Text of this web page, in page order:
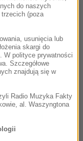
do naszych
(poza
usunięcia lub
skargi do
W polityce prywatności
Szczegółowe
znajdują się w
Radio Muzyka Fakty
al. Waszyngtona